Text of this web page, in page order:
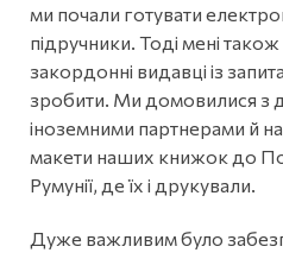
ми почали готувати
підручники. Тоді мені
закордонні видавці із
зробити. Ми домовилися з
іноземними партнерами й
макети наших книжок до
Румунії, де їх і друкували.
Дуже важливим було